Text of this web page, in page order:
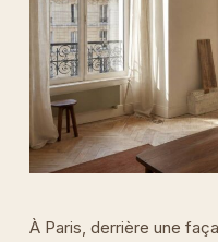
À Paris, derrière une